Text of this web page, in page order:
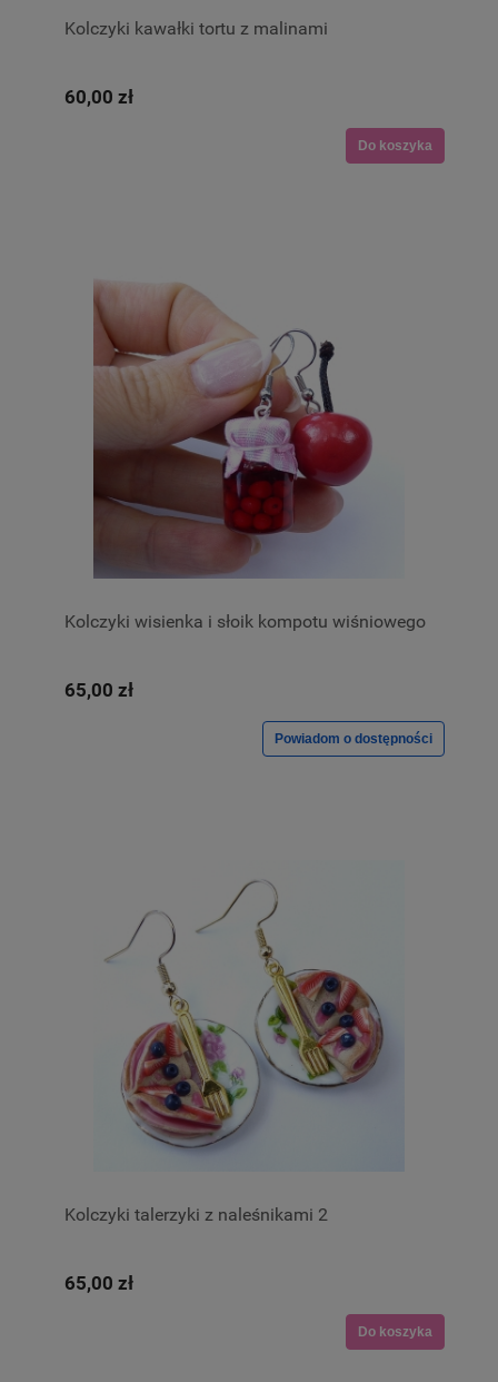
Kolczyki kawałki tortu z malinami
60,00 zł
Do koszyka
Kolczyki wisienka i słoik kompotu wiśniowego
65,00 zł
Powiadom o dostępności
Kolczyki talerzyki z naleśnikami 2
65,00 zł
Do koszyka